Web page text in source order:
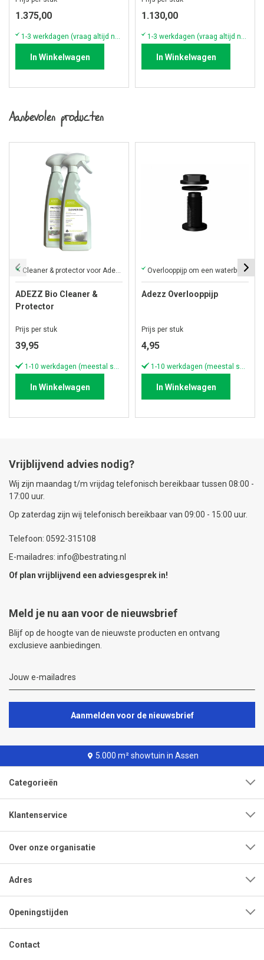
1.375,00
In Winkelwagen
1.130,00
In Winkelwagen
Aanbevolen producten
Cleaner & protector voor Adezz plantenbakken
ADEZZ Bio Cleaner &
Protector
Prijs per stuk
39,95
In Winkelwagen
Overlooppijp om een waterbuffer (5cm) in de plantenbak te creëren
Adezz Overlooppijp
Prijs per stuk
4,95
In Winkelwagen
Vrijblijvend advies nodig?
Wij zijn maandag t/m vrijdag telefonisch bereikbaar tussen 08:00 -
17:00 uur.
Op zaterdag zijn wij telefonisch bereikbaar van 09:00 - 15:00 uur.
Telefoon: 0592-315108
E-mailadres: info@bestrating.nl
Of plan vrijblijvend een adviesgesprek in!
Meld je nu aan voor de nieuwsbrief
Blijf op de hoogte van de nieuwste producten en ontvang
exclusieve aanbiedingen.
Aanmelden voor de nieuwsbrief
5.000 m² showtuin in Assen
Categorieën
Klantenservice
Over onze organisatie
Adres
Openingstijden
Contact